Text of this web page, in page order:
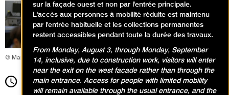
© Marie-Claire Saille
18h30Durée3h30
sur la façade ouest et non par l'entrée principale.
L'accès aux personnes à mobilité réduite est maintenu
par l'entrée habituelle et les collections permanentes
restent accessibles pendant toute la durée des travaux.
From Monday, August 3, through Monday, September
14, inclusive, due to construction work, visitors will enter
near the exit on the west facade rather than through the
main entrance. Access for people with limited mobility
will remain available through the usual entrance, and the